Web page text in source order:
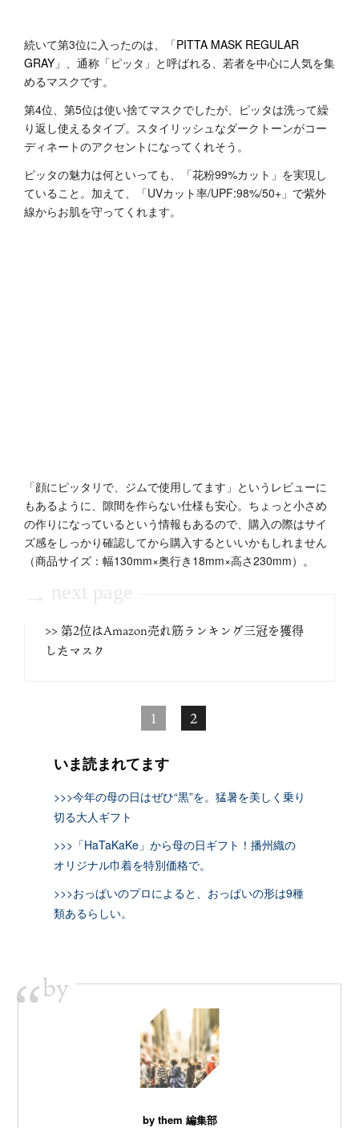
続いて第3位に入ったのは、「PITTA MASK REGULAR
GRAY 」、通称「ピッタ」と呼ばれる、若者を中心に人気を集
めるマスクです。
第4位、第5位は使い捨てマスクでしたが、ピッタは洗って繰
り返し使えるタイプ。スタイリッシュなダークトーンがコー
ディネートのアクセントになってくれそう。
ピッタの魅力は何といっても、「花粉99%カット」を実現し
ていること。加えて、「UVカット率/UPF:98%/50+」で紫外
線からお肌を守ってくれます。
「顔にピッタリで、ジムで使用してます」というレビューに
もあるように、隙間を作らない仕様も安心。ちょっと小さめ
の作りになっているという情報もあるので、購入の際はサイ
ズ感をしっかり確認してから購入するといいかもしれません
（商品サイズ：幅130mm×奥行き18mm×高さ230mm）。
>> 第2位はAmazon売れ筋ランキング三冠を獲得
したマスク
1 2
いま読まれてます
>>>今年の母の日はぜひ“黒”を。猛暑を美しく乗り
切る大人ギフト
>>>「HaTaKaKe」から母の日ギフト！播州織の
オリジナル巾着を特別価格で。
>>>おっぱいのプロによると、おっぱいの形は9種
類あるらしい。
“by
by them 編集部